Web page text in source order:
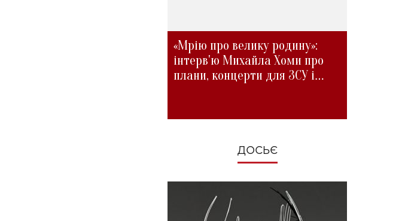
«Мрію про велику родину»:
інтерв'ю Михайла Хоми про
плани, концерти для ЗСУ і
ДОСЬЄ